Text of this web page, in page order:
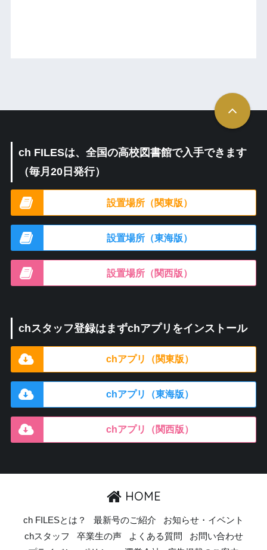
ch FILESは、全国の高校図書館で入手できます
（毎月20日発行）
設置場所（関東版）
設置場所（東海版）
設置場所（関西版）
chスタッフ登録はまずchアプリをインストール
chアプリ（関東版）
chアプリ（東海版）
chアプリ（関西版）
HOME
ch FILESとは？ 最新号のご紹介
お知らせ・イベント
chスタッフ
卒業生の声 よくある質問
お問い合わせ